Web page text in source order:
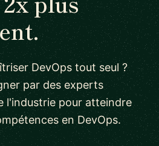
DevOps tout seul ?
par des experts
l'industrie pour atteindre
en DevOps.